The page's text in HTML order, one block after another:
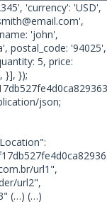
'currency': 'USD',
'john',
postal_code: '94025',
5, price:
}], });
json;
url1",
url2",
(…) (…)